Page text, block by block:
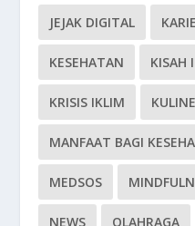
JEJAK DIGITAL
KESEHATAN KISAH
KRISIS IKLIM
MANFAAT BAGI
MEDSOS
NEWS OLAHRAGA